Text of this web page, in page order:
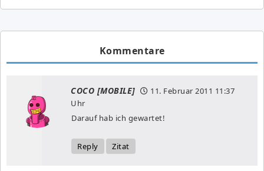
Kommentare
COCO [MOBILE] 11. Februar 2011 11:37
Uhr
Darauf hab ich gewartet!
Reply Zitat